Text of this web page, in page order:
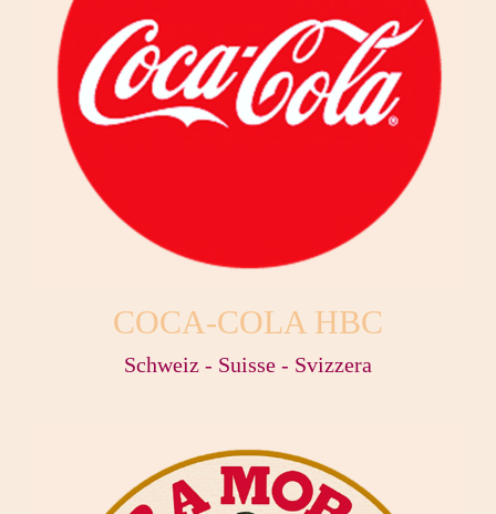
COCA-COLA HBC
Schweiz - Suisse - Svizzera